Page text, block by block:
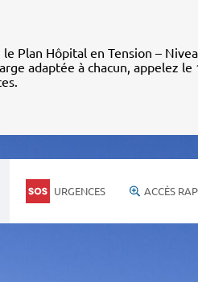
Plan Hôpital en Tension –
adaptée à chacun, appelez le
URGENCES ACCÈS